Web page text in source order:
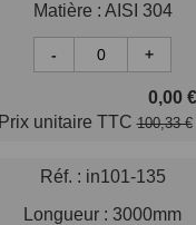
Matière : AISI 304
- +
Prix unitaire TTC
0,00 €
100,33 €
Réf. : in101-135
Longueur : 3000mm